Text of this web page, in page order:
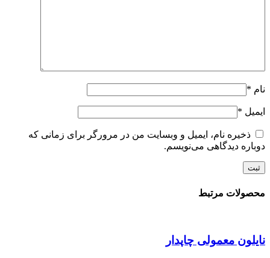
نام *
ایمیل *
ذخیره نام، ایمیل و وبسایت من در مرورگر برای زمانی که
دوباره دیدگاهی می‌نویسم.
محصولات مرتبط
نایلون معمولی چاپدار